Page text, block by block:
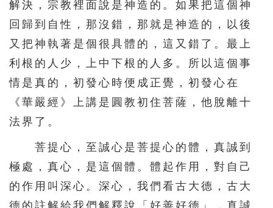
391 392 393 394 395
396 397 398 399 400
406 407 408 409 410
411 412 413 414 415
416
421 422 423 424 425
426 427 428 429 430
431 432 433 434 435
解決，宗教裡面說是神造的。如果把這個神
回歸到自性，那沒錯，那就是神造的，以後
又把神執著是個很具體的，這又錯了。最上
利根的人少，上中下根的人多。所以這個事
情是真的，初發心時便成正覺，初發心在
《華嚴經》上講是圓教初住菩薩，他脫離十
法界了。
菩提心，至誠心是菩提心的體，真誠到
極處，真心，是這個體。體起作用，對自己
的作用叫深心。深心，我們看古大德，古大